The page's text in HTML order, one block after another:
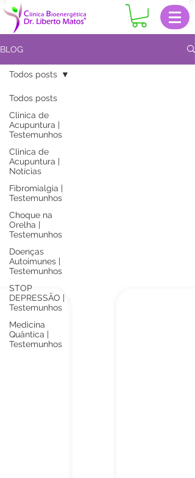
BLOG
Todos posts
Clinica de
Acupuntura |
Testemunhos
Clinica de
Acupuntura |
Notícias
Fibromialgia |
Testemunhos
Choque na
Orelha |
Testemunhos
Doenças
Autoimunes |
Testemunhos
STOP
DEPRESSÃO |
Testemunhos
Medicina
Quântica |
Testemunhos
Todos posts